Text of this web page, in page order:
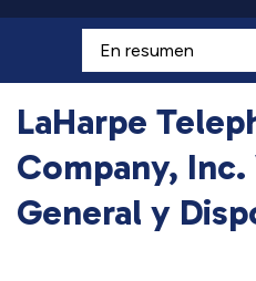
LaHarpe
Company, Inc.
General y